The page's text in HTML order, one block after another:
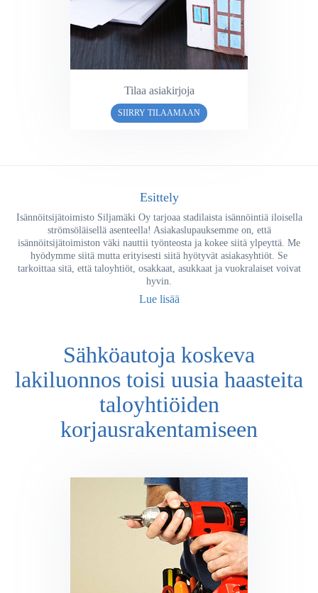
Tilaa asiakirjoja
SIIRRY TILAAMAAN
Esittely
Isännöitsijätoimisto Siljamäki Oy tarjoaa stadilaista isännöintiä iloisella
strömsöläisellä asenteella! Asiakaslupauksemme on, että
isännöitsijätoimiston väki nauttii työnteosta ja kokee siitä ylpeyttä. Me
hyödymme siitä mutta erityisesti siitä hyötyvät asiakasyhtiöt. Se
tarkoittaa sitä, että taloyhtiöt, osakkaat, asukkaat ja vuokralaiset voivat
hyvin.
Lue lisää
Sähköautoja koskeva
lakiluonnos toisi uusia haasteita
taloyhtiöiden
korjausrakentamiseen